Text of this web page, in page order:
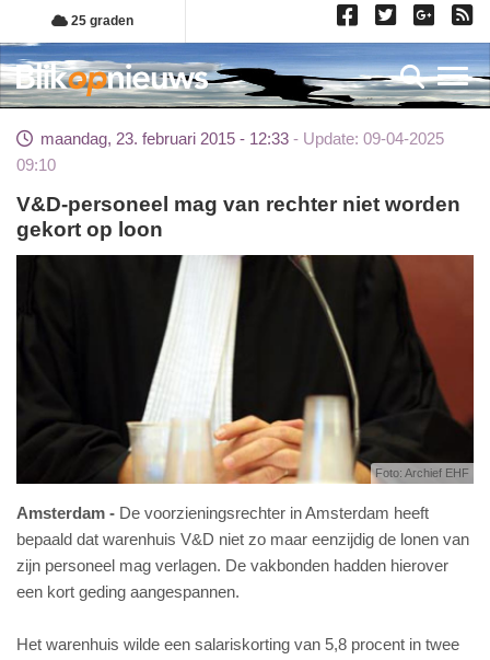
Overslaan
en
naar
de
gaan
25 graden
maandag, 23. februari 2015 - 12:33
Update: 09-04-2025
09:10
V&D-personeel mag van rechter niet worden
gekort op loon
Foto: Archief EHF
Amsterdam
De voorzieningsrechter in Amsterdam heeft
bepaald dat warenhuis V&D niet zo maar eenzijdig de lonen van
zijn personeel mag verlagen. De vakbonden hadden hierover
een kort geding aangespannen.
Het warenhuis wilde een salariskorting van 5,8 procent in twee